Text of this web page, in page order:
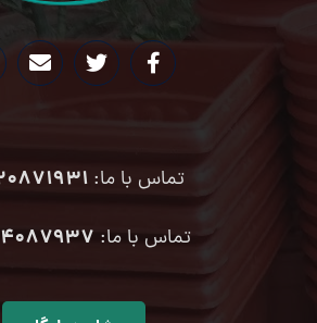
تماس با ما:
تماس با ما: